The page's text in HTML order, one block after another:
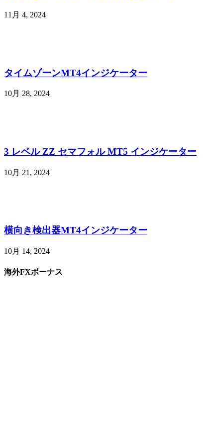
11月 4, 2024
タイムゾーンMT4インジケーター
10月 28, 2024
3 レベル ZZ セマフォル MT5 インジケーター
10月 21, 2024
横向き検出器MT4インジケーター
10月 14, 2024
海外FXボーナス